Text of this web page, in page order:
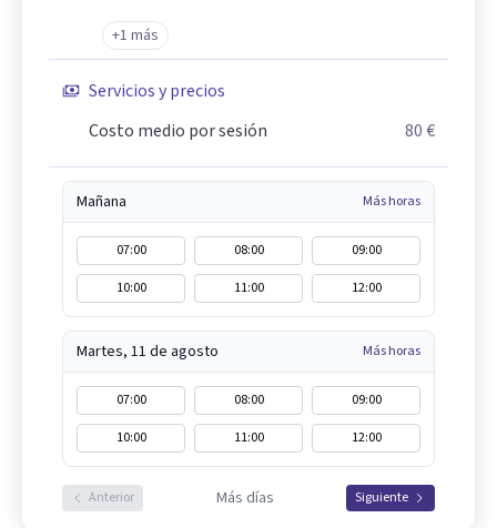
+1 más
Servicios y precios
Costo medio por sesión
80 €
Mañana Más horas
07:00 08:00
09:00
10:00
11:00 12:00
Martes, 11 de agosto Más horas
07:00 08:00
09:00
10:00
11:00 12:00
Anterior Más días Siguiente